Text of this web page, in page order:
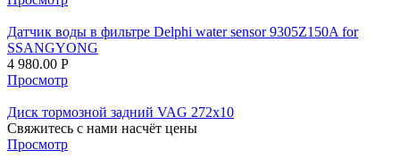
Датчик воды в фильтре Delphi water sensor 9305Z150A for
SSANGYONG
4 980.00 Р
Просмотр
Диск тормозной задний VAG 272x10
Свяжитесь с нами насчёт цены
Просмотр